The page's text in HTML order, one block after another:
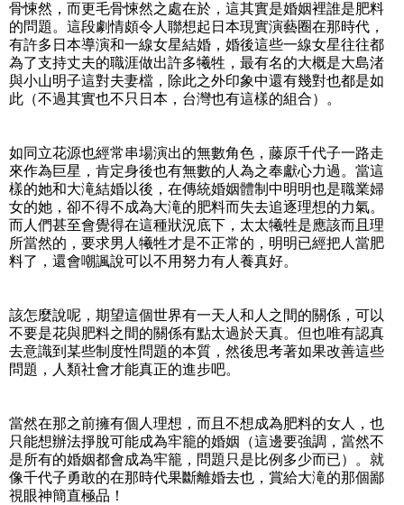
骨悚然，而更毛骨悚然之處在於，這其實是婚姻裡誰是肥料
的問題。這段劇情頗令人聯想起日本現實演藝圈在那時代，
有許多日本導演和一線女星結婚，婚後這些一線女星往往都
為了支持丈夫的職涯做出許多犧牲，最有名的大概是大島渚
與小山明子這對夫妻檔，除此之外印象中還有幾對也都是如
此（不過其實也不只日本，台灣也有這樣的組合）。
如同立花源也經常串場演出的無數角色，藤原千代子一路走
來作為巨星，肯定身後也有無數的人為之奉獻心力過。當這
樣的她和大滝結婚以後，在傳統婚姻體制中明明也是職業婦
女的她，卻不得不成為大滝的肥料而失去追逐理想的力氣。
而人們甚至會覺得在這種狀況底下，太太犧牲是應該而且理
所當然的，要求男人犧牲才是不正常的，明明已經把人當肥
料了，還會嘲諷說可以不用努力有人養真好。
該怎麼說呢，期望這個世界有一天人和人之間的關係，可以
不要是花與肥料之間的關係有點太過於天真。但也唯有認真
去意識到某些制度性問題的本質，然後思考著如果改善這些
問題，人類社會才能真正的進步吧。
當然在那之前擁有個人理想，而且不想成為肥料的女人，也
只能想辦法掙脫可能成為牢籠的婚姻（這邊要強調，當然不
是所有的婚姻都會成為牢籠，問題只是比例多少而已）。就
像千代子勇敢的在那時代果斷離婚去也，賞給大滝的那個鄙
視眼神簡直極品！